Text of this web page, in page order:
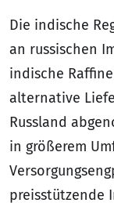
Die indische
an russischen
indische
alternative
Russland
in größerem
preisstützende